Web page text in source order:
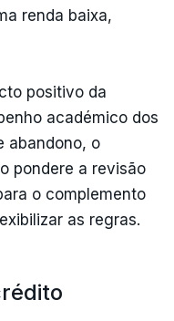
renda baixa,
positivo da
académico dos
abandono, o
pondere a revisão
o complemento
as regras.